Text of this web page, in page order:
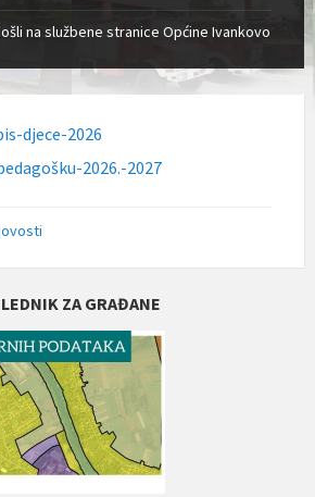
na službene stranice Općine Ivankovo
djece-2026
2026.-2027
ZA GRAĐANE